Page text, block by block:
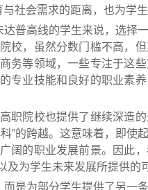
社会需求的距离，也为学
普高线的学生来说，选择
校，虽然分数门槛不高，
务等领域，一些专注于这
专业技能和良好的职业素
职院校也提供了继续深造
”的跨越。这意味着，即使
阔的职业发展前景。因此
为学生未来发展所提供的
是为部分学生提供了另一